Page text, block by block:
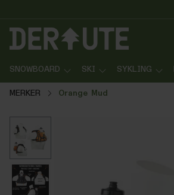
SNOWBOARD SKI SYKLING
MERKER Orange Mud